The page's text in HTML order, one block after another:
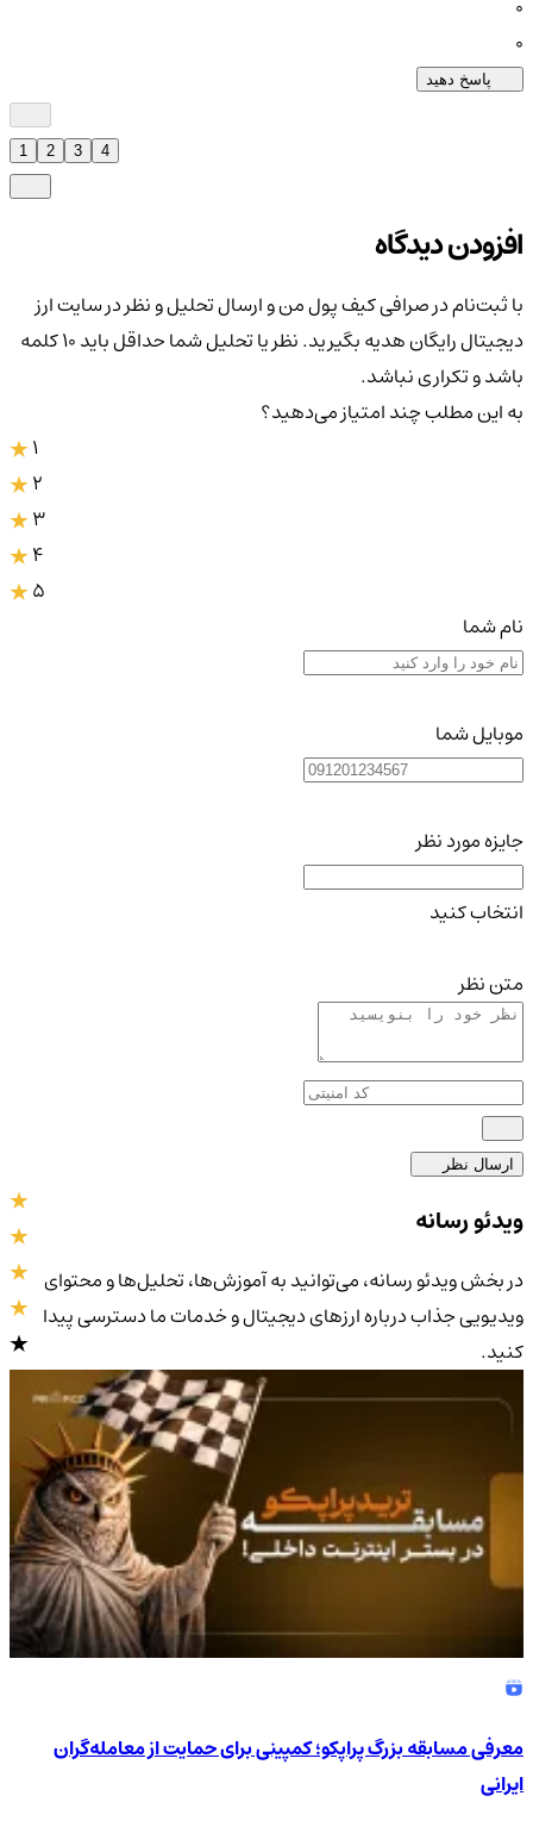
پاسخ دهید
افزودن دیدگاه
با ثبت‌نام در صرافی کیف پول من و ارسال تحلیل و نظر در سایت ارز
دیجیتال رایگان هدیه بگیرید. نظر یا تحلیل شما حداقل باید ۱۰ کلمه
باشد و تکراری نباشد.
به این مطلب چند امتیاز می‌دهید؟
3
4
5
نام شما
موبایل شما
جایزه مورد نظر
انتخاب کنید
متن نظر
ارسال نظر
4.9/5
ویدئو رسانه
در بخش ویدئو رسانه، می‌توانید به آموزش‌ها، تحلیل‌ها و محتوای
ویدیویی جذاب درباره ارزهای دیجیتال و خدمات ما دسترسی پیدا
کنید.
معرفی مسابقه بزرگ پراپکو؛ کمپینی برای حمایت از معامله‌گران
ایرانی